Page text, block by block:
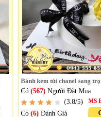
Bánh kem túi chanel sang
Có (567) Người Đặt Mua
(3.8/5)
Có (6) Đánh Giá
MS